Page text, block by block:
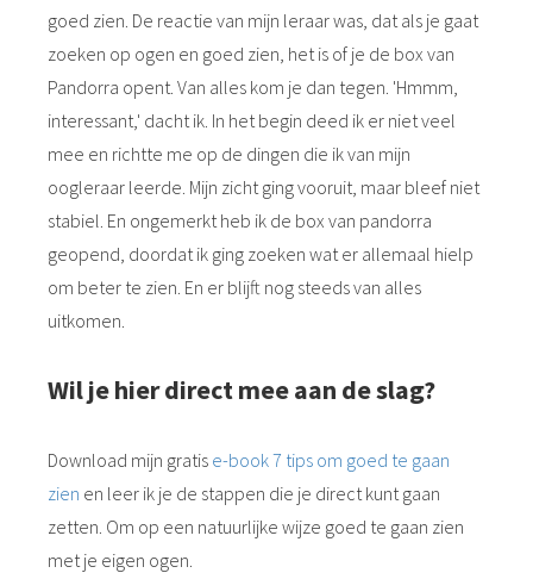
goed zien. De reactie van mijn leraar was, dat als je gaat
zoeken op ogen en goed zien, het is of je de box van
Pandorra opent. Van alles kom je dan tegen. 'Hmmm,
interessant,' dacht ik. In het begin deed ik er niet veel
mee en richtte me op de dingen die ik van mijn
oogleraar leerde. Mijn zicht ging vooruit, maar bleef niet
stabiel. En ongemerkt heb ik de box van pandorra
geopend, doordat ik ging zoeken wat er allemaal hielp
om beter te zien. En er blijft nog steeds van alles
uitkomen.
Wil je hier direct mee aan de slag?
Download mijn gratis e-book 7 tips om goed te gaan
zien en leer ik je de stappen die je direct kunt gaan
zetten. Om op een natuurlijke wijze goed te gaan zien
met je eigen ogen.